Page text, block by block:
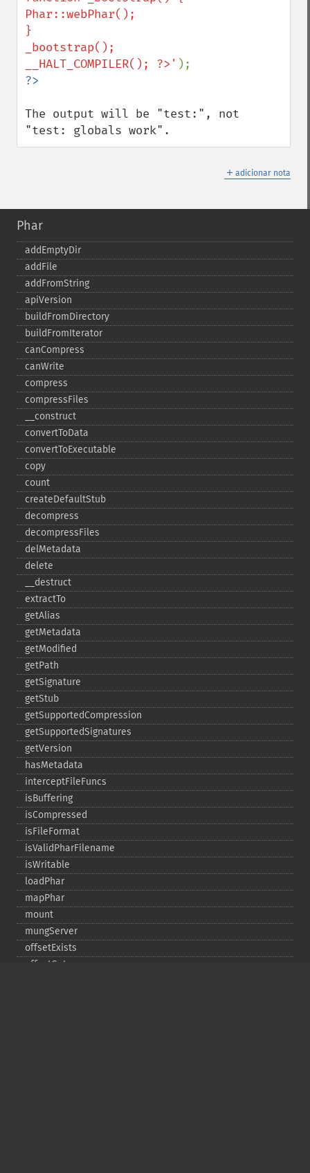
Phar::webPhar();
}
_bootstrap();
__HALT_COMPILER(); ?>'
The output will be "test:", not
"test: globals work".
＋ adicionar nota
Phar
addEmptyDir
addFile
addFromString
apiVersion
buildFromDirectory
buildFromIterator
canCompress
canWrite
compress
compressFiles
_​_​construct
convertToData
convertToExecutable
copy
count
createDefaultStub
decompress
decompressFiles
delMetadata
delete
_​_​destruct
extractTo
getAlias
getMetadata
getModified
getPath
getSignature
getStub
getSupportedCompression
getSupportedSignatures
getVersion
hasMetadata
interceptFileFuncs
isBuffering
isCompressed
isFileFormat
isValidPharFilename
isWritable
loadPhar
mapPhar
mount
mungServer
offsetExists
offsetGet